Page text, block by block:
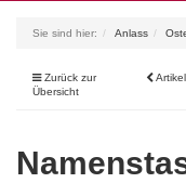
Sie sind hier: Anlass
Zurück zur
Übersicht